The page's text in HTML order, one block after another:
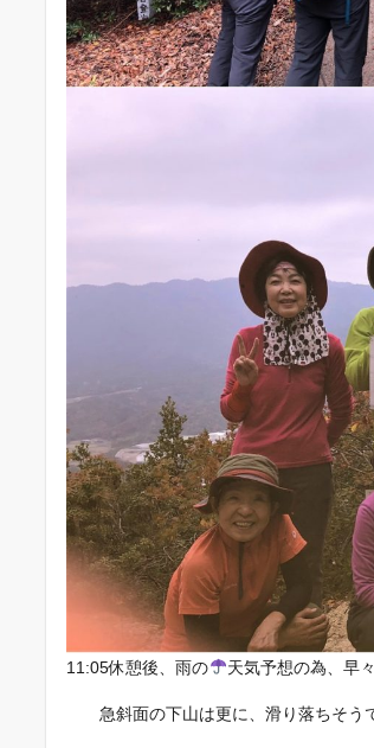
11:05休憩後、雨の 天気予想の為、早
急斜面の下山は更に、滑り落ちそう